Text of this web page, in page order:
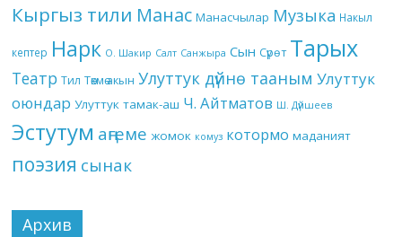
Кыргыз тили Манас Манасчылар Музыка Накыл
кептер Нарк О. Шакир Салт Санжыра Сын Сүрөт Тарых
Театр Тил Төкмө акын Улуттук дүйнө тааным Улуттук
оюндар Улуттук тамак-аш Ч. Айтматов Ш. Дүйшеев
Эстутум аңгеме жомок комуз котормо маданият
поэзия сынак
Архив